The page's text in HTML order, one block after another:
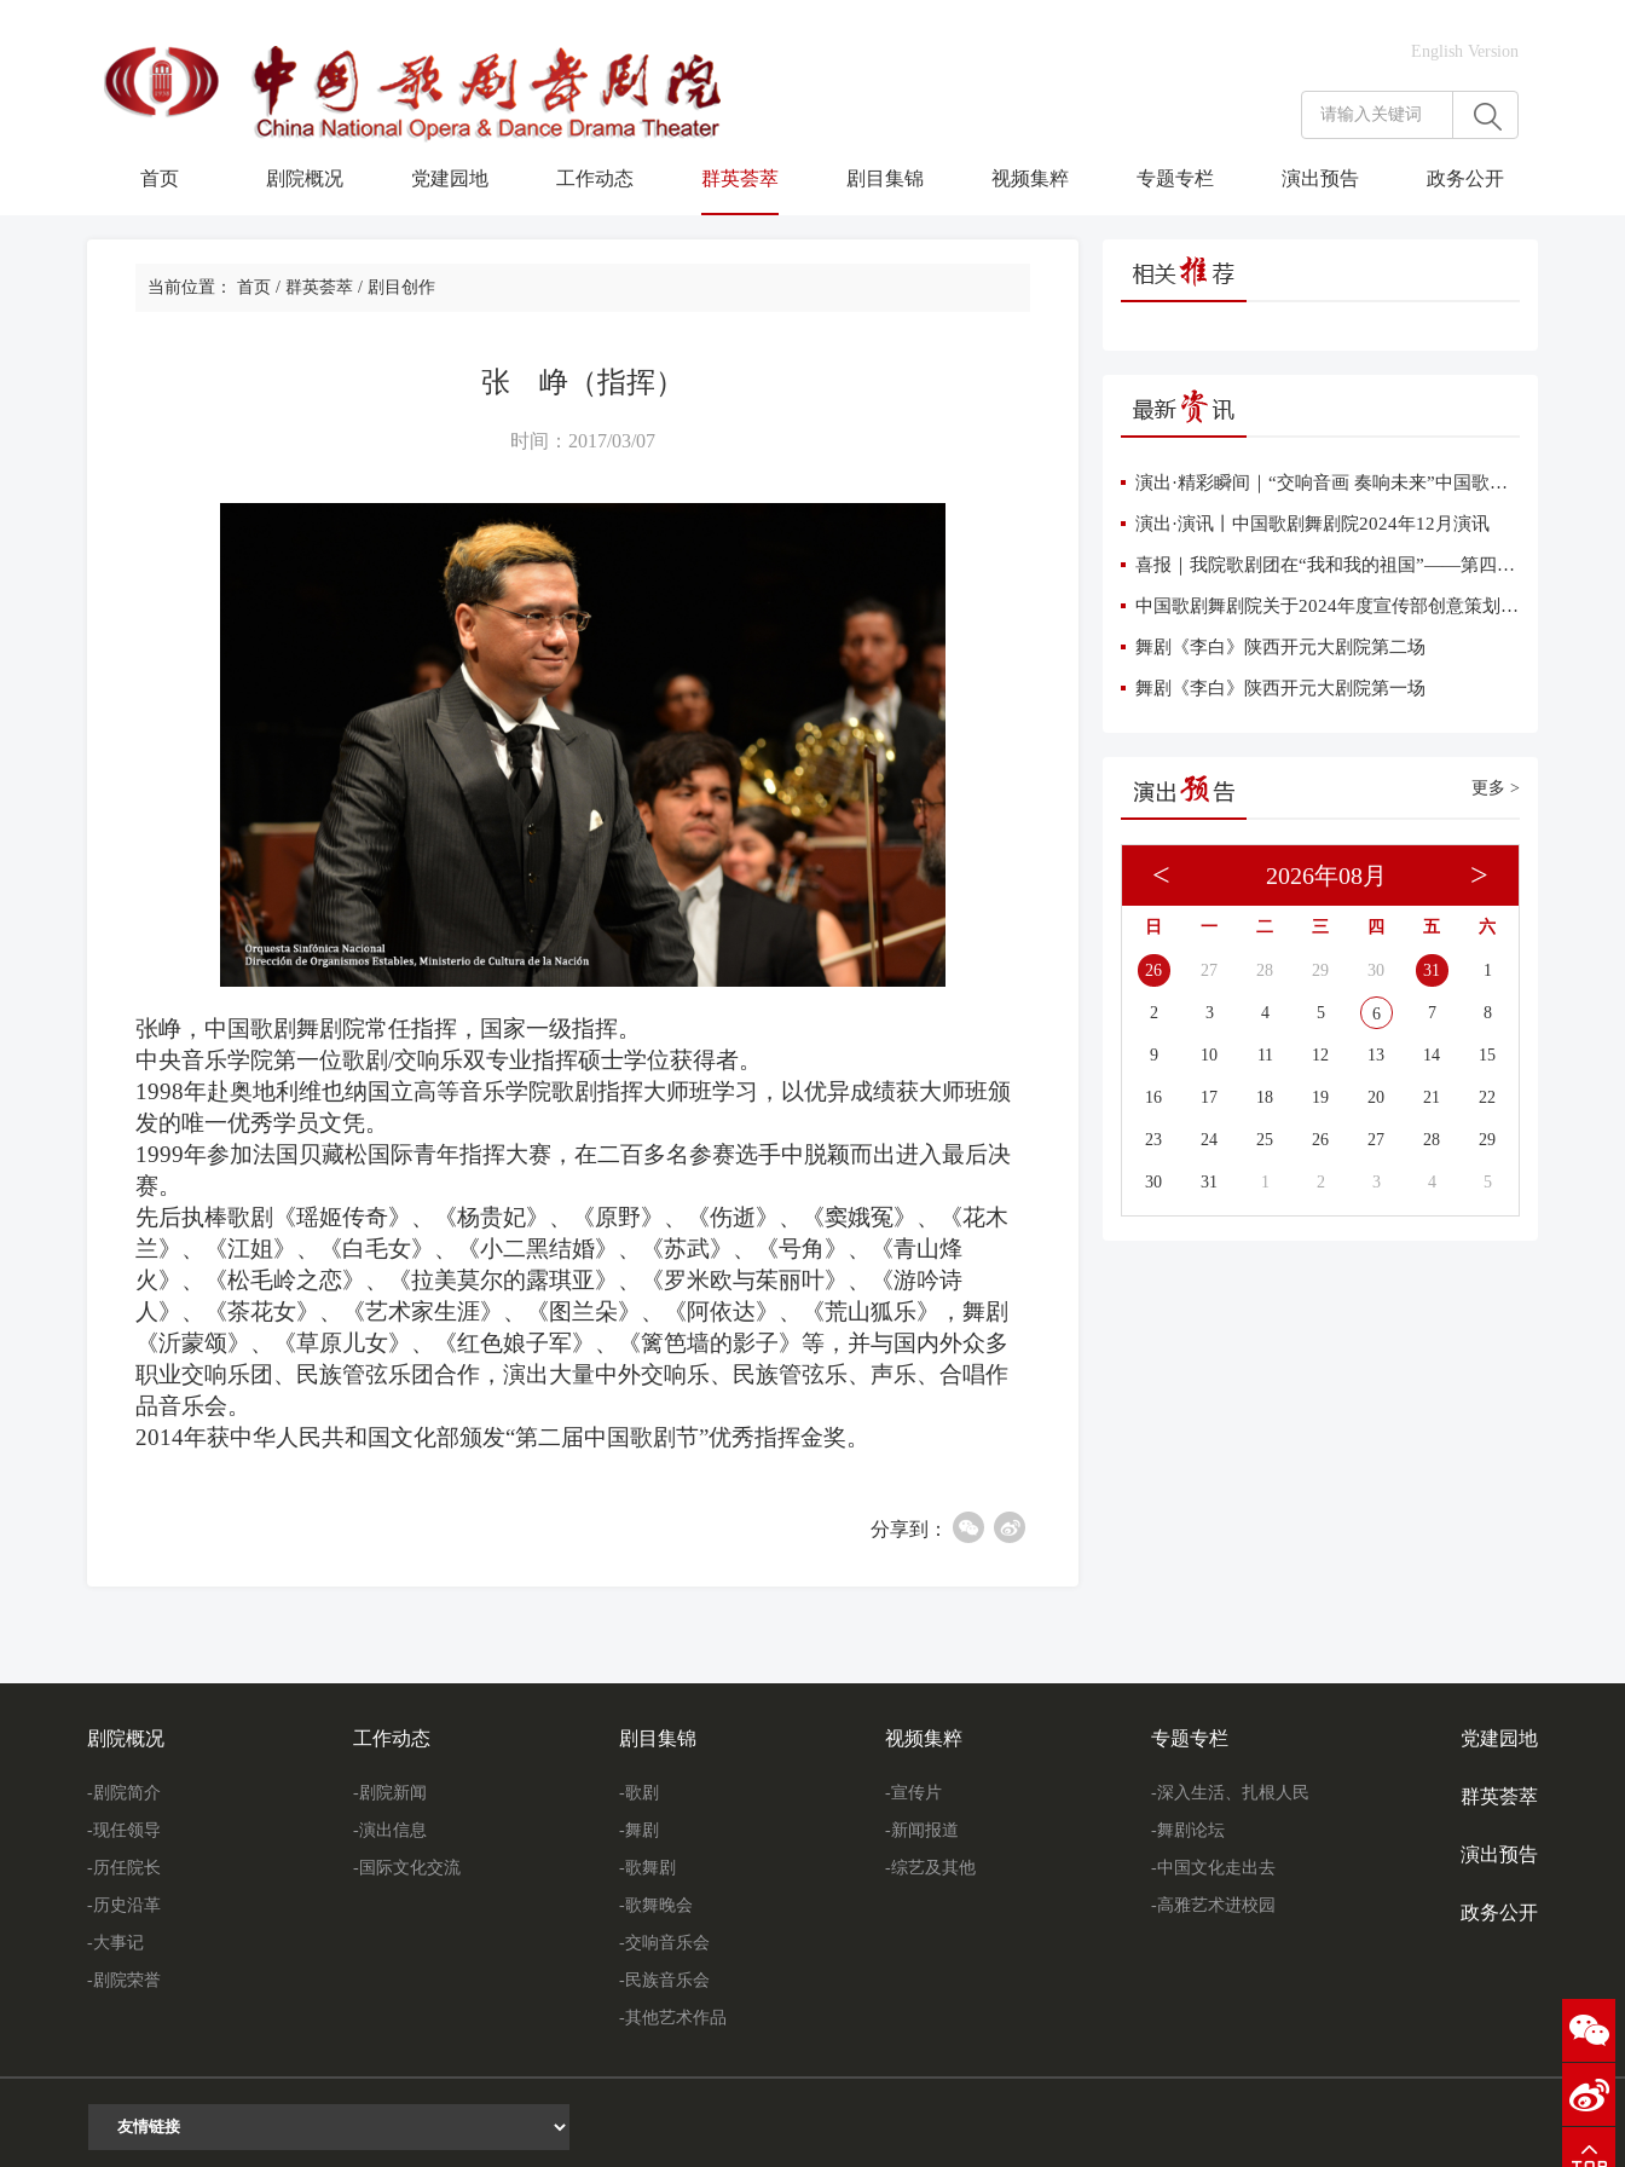
English Version
首页 剧院概况 党建园地 工作动态 群英荟萃 剧目集锦 视频集粹 专题专栏 演出预告 政务公开
当前位置： 首页 / 群英荟萃 / 剧目创作
张 峥（指挥）
时间：2017/03/07
张峥，中国歌剧舞剧院常任指挥，国家一级指挥。
中央音乐学院第一位歌剧/交响乐双专业指挥硕士学位获得者。
1998年赴奥地利维也纳国立高等音乐学院歌剧指挥大师班学习，以优异成绩获大师班颁
发的唯一优秀学员文凭。
1999年参加法国贝藏松国际青年指挥大赛，在二百多名参赛选手中脱颖而出进入最后决
赛。
先后执棒歌剧《瑶姬传奇》、《杨贵妃》、《原野》、《伤逝》、《窦娥冤》、《花木
兰》、《江姐》、《白毛女》、《小二黑结婚》、《苏武》、《号角》、《青山烽
火》、《松毛岭之恋》、《拉美莫尔的露琪亚》、《罗米欧与茱丽叶》、《游吟诗
人》、《茶花女》、《艺术家生涯》、《图兰朵》、《阿依达》、《荒山狐乐》，舞剧
《沂蒙颂》、《草原儿女》、《红色娘子军》、《篱笆墙的影子》等，并与国内外众多
职业交响乐团、民族管弦乐团合作，演出大量中外交响乐、民族管弦乐、声乐、合唱作
品音乐会。
2014年获中华人民共和国文化部颁发“第二届中国歌剧节”优秀指挥金奖。
分享到：
演出·精彩瞬间｜“交响音画 奏响未来”中国歌剧舞剧院交响音乐会在雄安上演
演出·演讯丨中国歌剧舞剧院2024年12月演讯
喜报｜我院歌剧团在“我和我的祖国”——第四届优秀网络短视频大赛中荣获三项大奖
中国歌剧舞剧院关于2024年度宣传部创意策划复试有关事项的通知
舞剧《李白》陕西开元大剧院第二场
舞剧《李白》陕西开元大剧院第一场
更多 >
2026年08月
< >
日 一 二 三 四 五 六
26 27 28 29 30 31 1
2 3 4 5 6 7 8
9 10 11 12 13 14 15
16 17 18 19 20 21 22
23 24 25 26 27 28 29
30 31 1 2 3 4 5
剧院概况
-剧院简介
-现任领导
-历任院长
-历史沿革
-大事记
-剧院荣誉
工作动态
-剧院新闻
-演出信息
-国际文化交流
剧目集锦
-歌剧
-舞剧
-歌舞剧
-歌舞晚会
-交响音乐会
-民族音乐会
-其他艺术作品
视频集粹
-宣传片
-新闻报道
-综艺及其他
专题专栏
-深入生活、扎根人民
-舞剧论坛
-中国文化走出去
-高雅艺术进校园
党建园地
群英荟萃
演出预告
政务公开